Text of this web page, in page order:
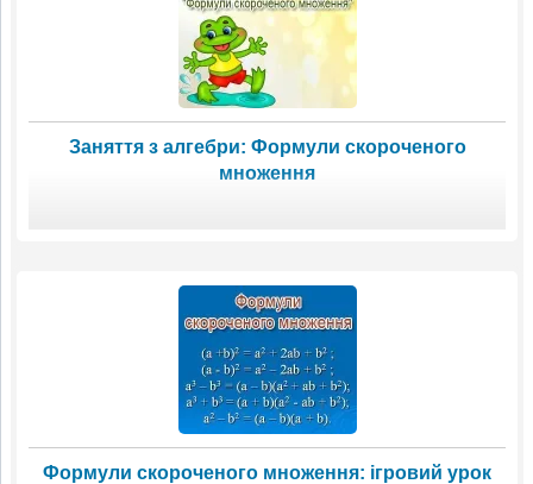
Заняття з алгебри: Формули скороченого
множення
Формули скороченого множення: ігровий урок